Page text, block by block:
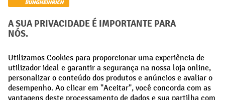
Métodos de pagamento
Creditcard (Master)Creditcard (Visa)Pré-pagamento
Redes sociais